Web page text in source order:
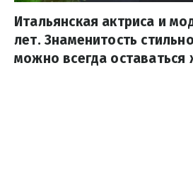
Итальянская актриса и
лет. Знаменитость
можно всегда оставаться